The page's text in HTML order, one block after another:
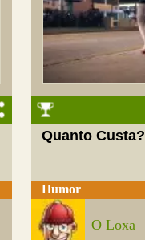
Quanto Custa?
Humor
O Loxa